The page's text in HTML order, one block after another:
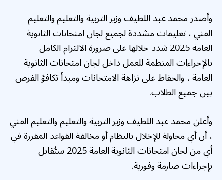
وأصدر محمد عبد اللطيف وزير التربية والتعليم والتعليم
الفني ، تعليمات مشددة لجميع لجان امتحانات الثانوية
العامة 2025 شدد خلالها على ضرورة الالتزام الكامل
بالإجراءات المنظمة للعمل داخل لجان امتحانات الثانوية
العامة ، والحفاظ على نزاهة الامتحانات ومبدأ تكافؤ الفرص
بين جميع الطلاب.
وأعلن محمد عبد اللطيف وزير التربية والتعليم والتعليم الفني
، أن أي محاولة للإخلال بالنظام أو مخالفة القواعد المقررة في
أي من لجان امتحانات الثانوية العامة 2025 ستُقابل
بإجراءات صارمة وفورية.